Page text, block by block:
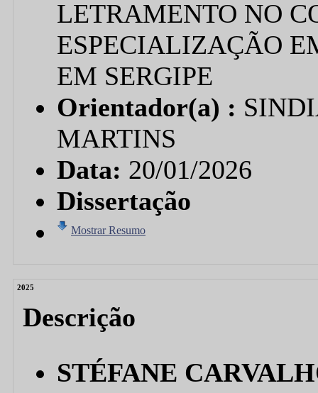
LETRAMENTO NO
ESPECIALIZAÇÃO
EM SERGIPE
Orientador(a) :
MARTINS
Data: 20/01/2026
Dissertação
Mostrar Resumo
2025
Descrição
STÉFANE